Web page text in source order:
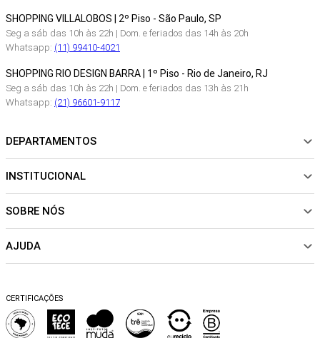
SHOPPING VILLALOBOS | 2º Piso - São Paulo, SP
Seg a sáb das 10h às 22h | Dom. e feriados das 14h às 20h
Whatsapp: (11) 99410-4021
SHOPPING RIO DESIGN BARRA | 1º Piso - Rio de Janeiro, RJ
Seg a sáb das 10h às 22h | Dom. e feriados das 13h às 21h
Whatsapp: (21) 96601-9117
DEPARTAMENTOS
NOVIDADES
CALÇADOS
SALE
INSTITUCIONAL
Sobre Nós
Sustentabilidade
Trocas e Devoluções
Perguntas Frequentes
Blog
SOBRE NÓS
Política de pagamento
AJUDA
Dicas de cuidados
Falar no WhatsApp
CERTIFICAÇÕES